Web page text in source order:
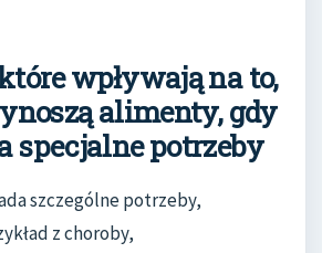
wpływają na to,
alimenty, gdy
specjalne potrzeby
szczególne potrzeby,
z choroby,